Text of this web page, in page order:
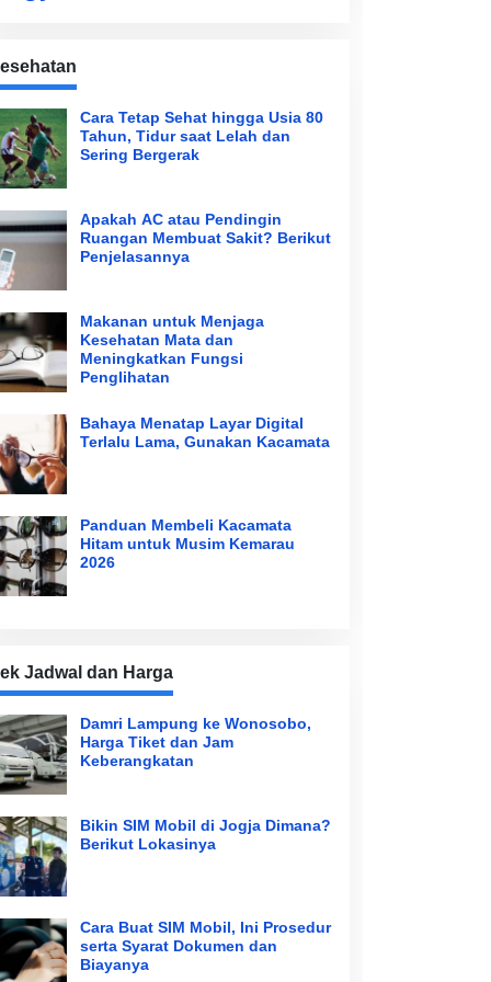
Cara Tetap Sehat hingga Usia 80
Tahun, Tidur saat Lelah dan
Sering Bergerak
Apakah AC atau Pendingin
Ruangan Membuat Sakit? Berikut
Penjelasannya
Makanan untuk Menjaga
Kesehatan Mata dan
Meningkatkan Fungsi
Penglihatan
Bahaya Menatap Layar Digital
Terlalu Lama, Gunakan Kacamata
Panduan Membeli Kacamata
Hitam untuk Musim Kemarau
2026
Jadwal dan Harga
Damri Lampung ke Wonosobo,
Harga Tiket dan Jam
Keberangkatan
Bikin SIM Mobil di Jogja Dimana?
Berikut Lokasinya
Cara Buat SIM Mobil, Ini Prosedur
serta Syarat Dokumen dan
Biayanya